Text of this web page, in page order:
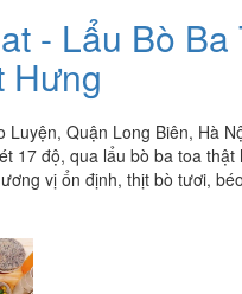
- Lẩu Bò Ba
Hưng
Luyện, Quận Long Biên, Hà
17 độ, qua lẩu bò ba toa thật
vị ổn định, thịt bò tươi,